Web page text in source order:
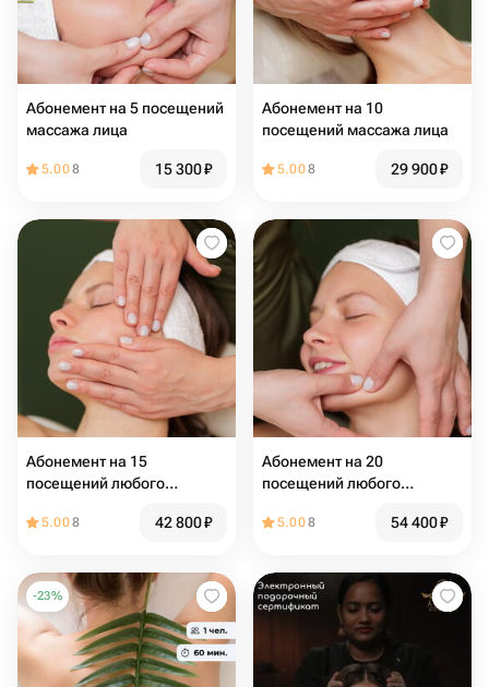
Абонемент на 5 посещений
массажа лица
5.008 15 300₽
Абонемент на 10
посещений массажа лица
5.008 29 900₽
Абонемент на 15
посещений любого
5.008 42 800₽
Абонемент на 20
посещений любого
5.008 54 400₽
-23%